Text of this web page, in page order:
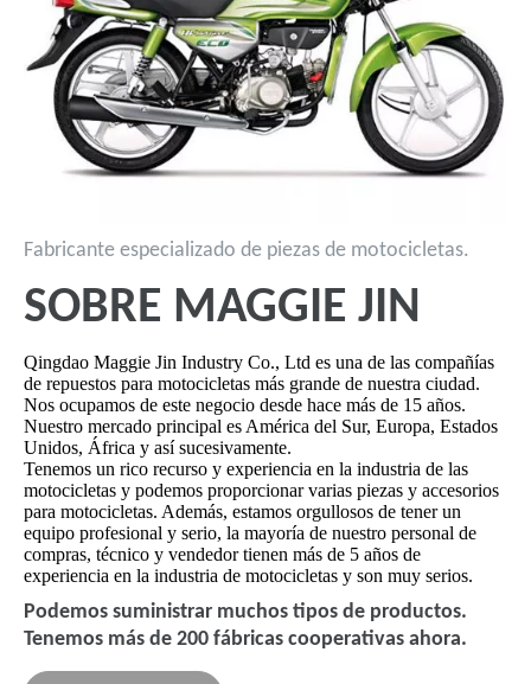
Fabricante especializado de piezas de motocicletas.
SOBRE MAGGIE JIN
Qingdao Maggie Jin Industry Co., Ltd es una de las compañías
de repuestos para motocicletas más grande de nuestra ciudad.
Nos ocupamos de este negocio desde hace más de 15 años.
Nuestro mercado principal es América del Sur, Europa, Estados
Unidos, África y así sucesivamente.
Tenemos un rico recurso y experiencia en la industria de las
motocicletas y podemos proporcionar varias piezas y accesorios
para motocicletas. Además, estamos orgullosos de tener un
equipo profesional y serio, la mayoría de nuestro personal de
compras, técnico y vendedor tienen más de 5 años de
experiencia en la industria de motocicletas y son muy serios.
Podemos suministrar muchos tipos de productos.
Tenemos más de 200 fábricas cooperativas ahora.